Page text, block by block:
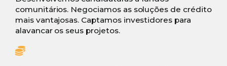
comunitários. Negociamos as soluções de crédito
mais vantajosas. Captamos investidores para
alavancar os seus projetos.